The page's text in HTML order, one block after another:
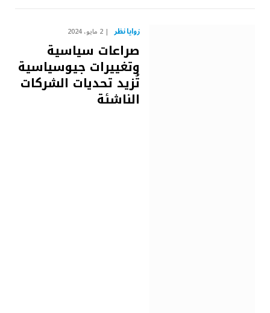
زوايا نظر 2 مايو، 2024
صراعات سياسية
وتغييرات جيوسياسية
تُزيد تحديات الشركات
الناشئة